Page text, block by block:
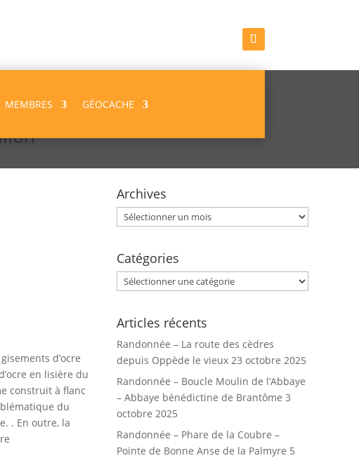
MEMBRES GÉOCACHE
d’ocre
en lisière du
construit à flanc
du
. En outre, la
Archives
Archives
Catégories
Catégories
Articles récents
Randonnée – La route des cèdres
depuis Oppède le vieux 23 octobre 2025
Randonnée – Boucle Moulin de l’Abbaye
– Abbaye bénédictine de Brantôme 3
octobre 2025
Randonnée – Phare de la Coubre –
Pointe de Bonne Anse de la Palmyre 5